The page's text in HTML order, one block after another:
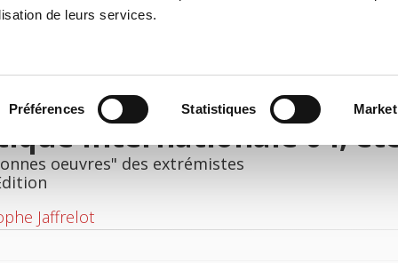
de leurs services.
Préférences Statistiques
internationale 04,
oeuvres" des extrémistes
Jaffrelot